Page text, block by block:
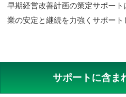
早期経営改善計画の策定サポー
業の安定と継続を力強くサポート
サポートに含ま